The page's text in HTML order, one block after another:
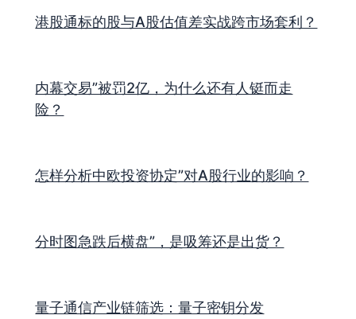
港股通标的股与A股估值差实战跨市场套利？
内幕交易”被罚2亿，为什么还有人铤而走
险？
怎样分析中欧投资协定”对A股行业的影响？
分时图急跌后横盘”，是吸筹还是出货？
量子通信产业链筛选：量子密钥分发